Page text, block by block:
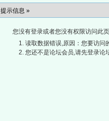
提示信息 »
您没有登录或者您没有权限访问此
读取数据错误,原因：您要访问
您还不是论坛会员,请先登录论